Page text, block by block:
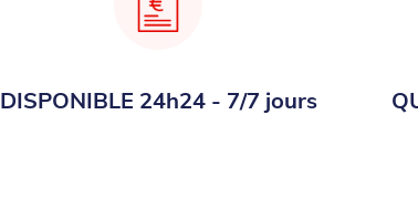
DISPONIBLE 24h24 - 7/7 jours